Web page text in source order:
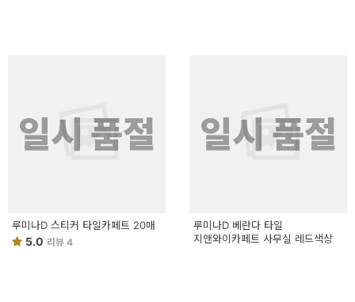
일시 품절
루미나D 스티커 타일카페트 20매
5.0 리뷰 4
일시 품절
루미나D 베란다 타일
지앤와이카페트 사무실 레드색상